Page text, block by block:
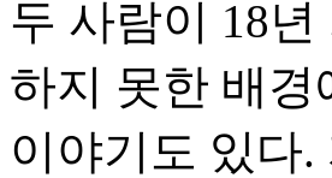
두 사람이 18
하지 못한 배
이야기도 있다